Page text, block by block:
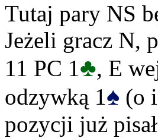
Tutaj pary NS
Jeżeli gracz N,
11 PC 1♣, E
odzywką 1♠ (o
pozycji już